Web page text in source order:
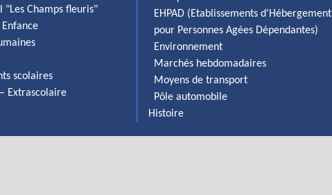
"Les Champs fleuris"
scolaires
Extrascolaire
EHPAD (Etablissements d'Hébergement
pour Personnes Agées Dépendantes)
Environnement
Marchés hebdomadaires
Moyens de transport
Pôle automobile
Histoire